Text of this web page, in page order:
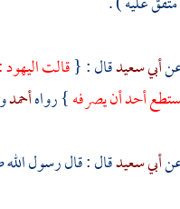
أبي سعيدقال : {قالتاليهود
أحد أن يصرفه} رواهأحمد
أبي سعيدقال : قال رسول